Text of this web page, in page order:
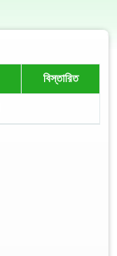
বিস্তারিত